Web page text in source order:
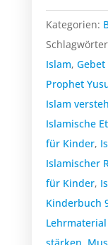
Kategorien:
Islam,
Prophet
Islam
Islamische
für Kinder,
Islamischer
für Kinder,
Kinderbuch